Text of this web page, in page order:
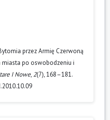
przez Armię Czerwoną
miasta po oswobodzeniu i
I Nowe, 2(7), 168–181.